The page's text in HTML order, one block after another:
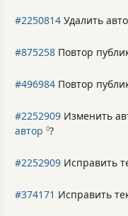
#2250814 Удалить
#875258 Повтор
#496984 Повтор
#2252909 Изменить
автор 0?
#2252909 Исправить
#374171 Исправить